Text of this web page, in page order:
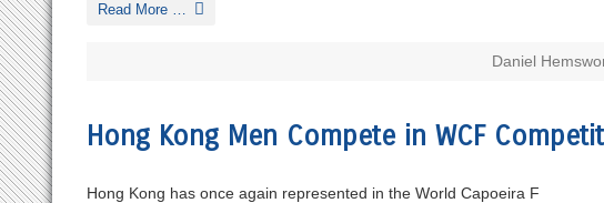
Read More …
Daniel
Hong Kong Men Compete in WCF
Hong Kong has once again represented in the World Capoeira F